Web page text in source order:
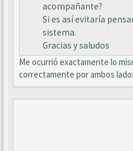
acompañante?
Si es así evitaría
sistema.
Gracias y saludos
Me ocurrió exactamente lo
correctamente por ambos